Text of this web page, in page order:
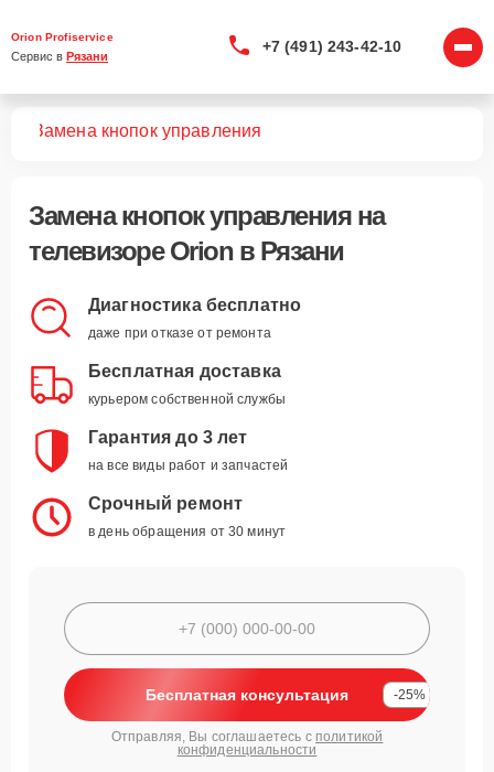
Orion Profiservice
Сервис в Рязани
+7 (491) 243-42-10
Замена кнопок управления
Замена кнопок управленияна
телевизоре Orion в Рязани
Диагностика бесплатно
даже при отказе от ремонта
Бесплатная доставка
курьером собственной службы
Гарантия до 3 лет
на все виды работ и запчастей
Срочный ремонт
в день обращения от 30 минут
Бесплатная консультация -25%
Отправляя, Вы соглашаетесь с политикой
конфиденциальности